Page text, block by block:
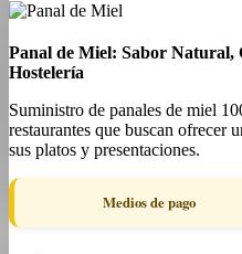
Panal de Miel: Sabor Natural,
Hostelería
Suministro de panales de miel
restaurantes que buscan ofrecer
sus platos y presentaciones.
Medios de pago